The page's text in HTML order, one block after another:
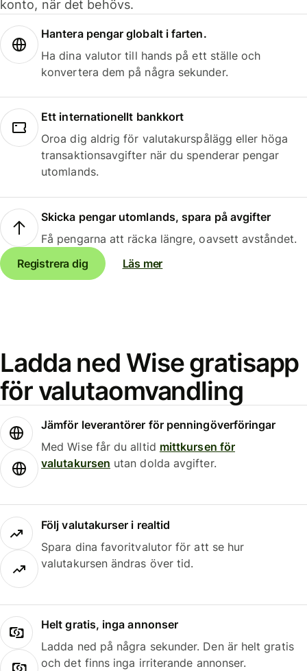
konto, när det behövs.
Hantera pengar globalt i farten.
Ha dina valutor till hands på ett ställe och
konvertera dem på några sekunder.
Ett internationellt bankkort
Oroa dig aldrig för valutakurspålägg eller höga
transaktionsavgifter när du spenderar pengar
utomlands.
Skicka pengar utomlands, spara på avgifter
Få pengarna att räcka längre, oavsett avståndet.
Registrera dig
Läs mer
Ladda ned Wise gratisapp
för valutaomvandling
Jämför leverantörer för penningöverföringar
Med Wise får du alltid mittkursen för
valutakursen utan dolda avgifter.
Följ valutakurser i realtid
Spara dina favoritvalutor för att se hur
valutakursen ändras över tid.
Helt gratis, inga annonser
Ladda ned på några sekunder. Den är helt gratis
och det finns inga irriterande annonser.